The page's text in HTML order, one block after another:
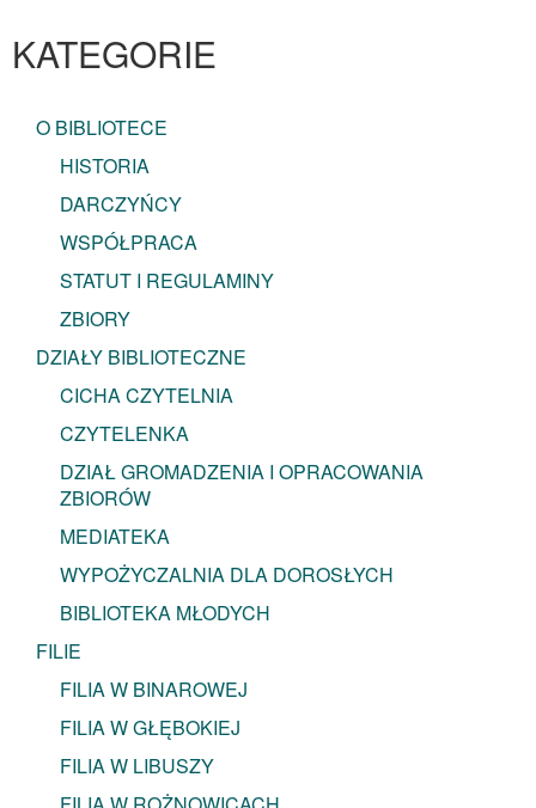
KATEGORIE
O BIBLIOTECE
HISTORIA
DARCZYŃCY
WSPÓŁPRACA
STATUT I REGULAMINY
ZBIORY
DZIAŁY BIBLIOTECZNE
CICHA CZYTELNIA
CZYTELENKA
DZIAŁ GROMADZENIA I OPRACOWANIA
ZBIORÓW
MEDIATEKA
WYPOŻYCZALNIA DLA DOROSŁYCH
BIBLIOTEKA MŁODYCH
FILIE
FILIA W BINAROWEJ
FILIA W GŁĘBOKIEJ
FILIA W LIBUSZY